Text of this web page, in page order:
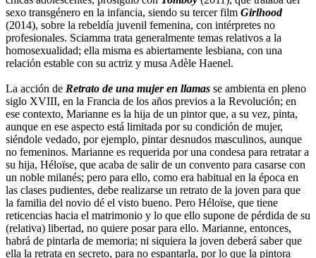
sexo transgénero en la infancia, siendo su tercer film Girlhood
(2014), sobre la rebeldía juvenil femenina, con intérpretes no
profesionales. Sciamma trata generalmente temas relativos a la
homosexualidad; ella misma es abiertamente lesbiana, con una
relación estable con su actriz y musa Adèle Haenel.
La acción de Retrato de una mujer en llamas se ambienta en pleno
siglo XVIII, en la Francia de los años previos a la Revolución; en
ese contexto, Marianne es la hija de un pintor que, a su vez, pinta,
aunque en ese aspecto está limitada por su condición de mujer,
siéndole vedado, por ejemplo, pintar desnudos masculinos, aunque
no femeninos. Marianne es requerida por una condesa para retratar a
su hija, Héloïse, que acaba de salir de un convento para casarse con
un noble milanés; pero para ello, como era habitual en la época en
las clases pudientes, debe realizarse un retrato de la joven para que
la familia del novio dé el visto bueno. Pero Héloïse, que tiene
reticencias hacia el matrimonio y lo que ello supone de pérdida de su
(relativa) libertad, no quiere posar para ello. Marianne, entonces,
habrá de pintarla de memoria; ni siquiera la joven deberá saber que
ella la retrata en secreto, para no espantarla, por lo que la pintora